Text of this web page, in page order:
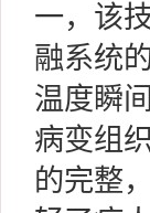
一，该
融系统
温度瞬
病变组
的完整